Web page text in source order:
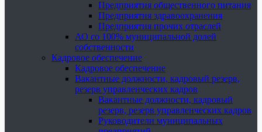
Предприятия общественного питания
Предприятия здравоохранения
Предприятия прочих отраслей
АО со 100% муниципальной долей
собственности
Кадровое обеспечение
Кадровое обеспечение
Вакантные должности, кадровый резерв,
резерв управленческих кадров
Вакантные должности, кадровый
резерв, резерв управленческих кадров
Руководители муниципальных